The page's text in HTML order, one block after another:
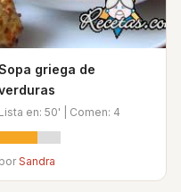
griega de
Lista en: 50' | Comen: 4
porSandra